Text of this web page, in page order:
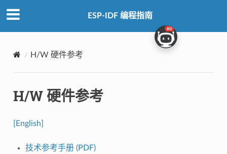
ESP-IDF 编程指南
H/W 硬件参考
H/W 硬件参考
[English]
技术参考手册 (PDF)